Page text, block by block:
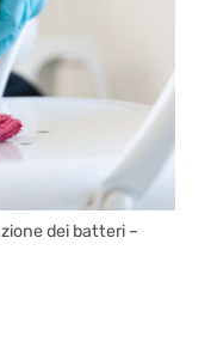
dei batteri –